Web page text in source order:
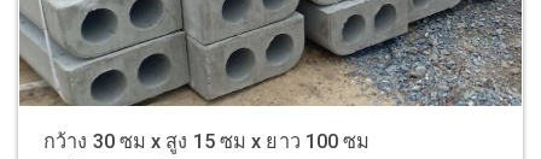
กว้าง 30 ซม x สูง 15 ซม x ยาว 100 ซม